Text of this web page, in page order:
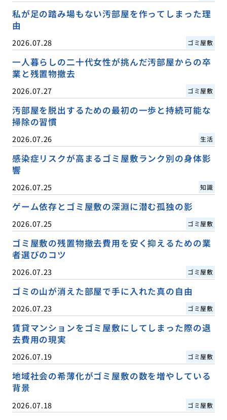
私が足の踏み場もない汚部屋を作ってしまった理
由
2026.07.28 ゴミ屋敷
一人暮らしの二十代女性が挑んだ汚部屋からの卒
業と残置物撤去
2026.07.27 ゴミ屋敷
汚部屋を脱出するための最初の一歩と持続可能な
掃除の習慣
2026.07.26 生活
感染症リスクが高まるゴミ屋敷ランク別の身体影
響
2026.07.25 知識
ゲーム依存とゴミ屋敷の深淵に潜む孤独の影
2026.07.25 ゴミ屋敷
ゴミ屋敷の残置物撤去費用を安く抑えるための業
者選びのコツ
2026.07.23 ゴミ屋敷
ゴミの山が消えた部屋で手に入れた真の自由
2026.07.23 ゴミ屋敷
賃貸マンションをゴミ屋敷にしてしまった際の退
去費用の現実
2026.07.19 ゴミ屋敷
地域社会の希薄化がゴミ屋敷の数を増やしている
背景
2026.07.18 ゴミ屋敷